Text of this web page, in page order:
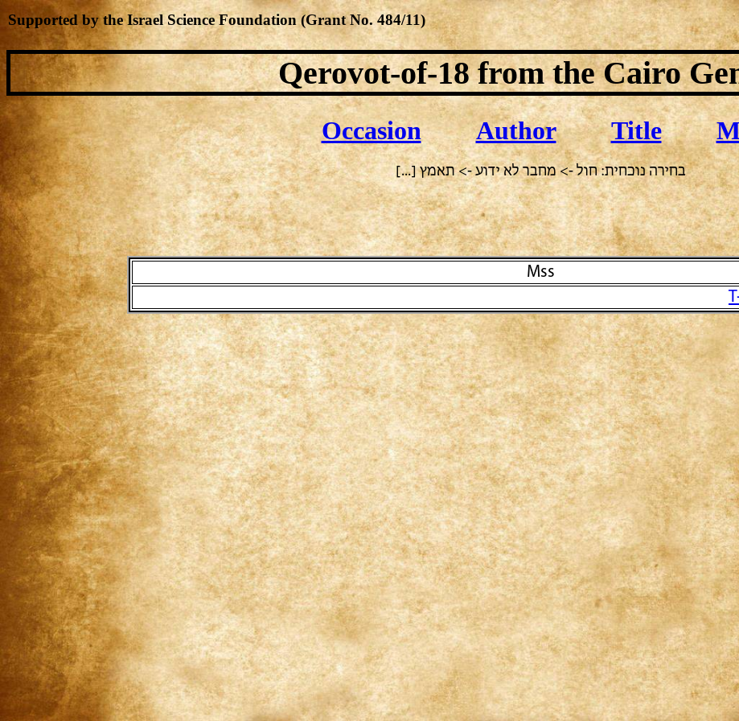
Qerovot-of-18from the Cairo
Occasion Author Title
בחירה נוכחית: חול -> מחבר לא ידוע -> תאמץ [...]
Mss
Supported by the Israel Science Foundation (Grant No. 484/11)